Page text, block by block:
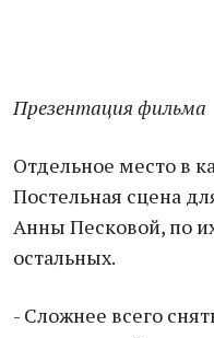
Презентация фильма
Отдельное место в
Постельная сцена
Анны Песковой, по
остальных.
- Сложнее всего